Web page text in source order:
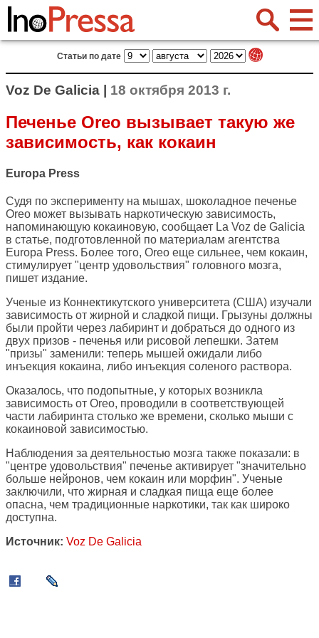
Статьи по дате
Voz De Galicia | 18 октября 2013 г.
Печенье Oreo вызывает такую же
зависимость, как кокаин
Europa Press
Судя по эксперименту на мышах, шоколадное печенье
Oreo может вызывать наркотическую зависимость,
напоминающую кокаиновую, сообщает La Voz de Galicia
в статье, подготовленной по материалам агентства
Europa Press. Более того, Oreo еще сильнее, чем кокаин,
стимулирует "центр удовольствия" головного мозга,
пишет издание.
Ученые из Коннектикутского университета (США) изучали
зависимость от жирной и сладкой пищи. Грызуны должны
были пройти через лабиринт и добраться до одного из
двух призов - печенья или рисовой лепешки. Затем
"призы" заменили: теперь мышей ожидали либо
инъекция кокаина, либо инъекция соленого раствора.
Оказалось, что подопытные, у которых возникла
зависимость от Oreo, проводили в соответствующей
части лабиринта столько же времени, сколько мыши с
кокаиновой зависимостью.
Наблюдения за деятельностью мозга также показали: в
"центре удовольствия" печенье активирует "значительно
больше нейронов, чем кокаин или морфин". Ученые
заключили, что жирная и сладкая пища еще более
опасна, чем традиционные наркотики, так как широко
доступна.
Источник: Voz De Galicia